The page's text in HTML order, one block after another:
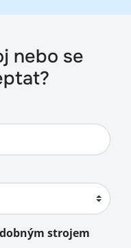
nebo se
strojem